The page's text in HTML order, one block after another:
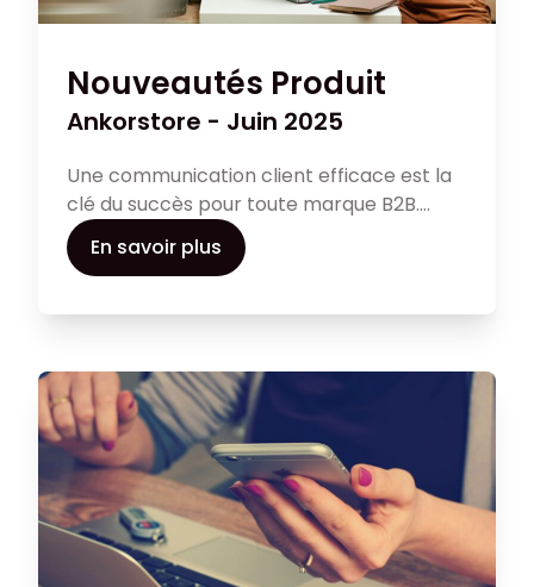
votre impact commercial.
Nouveautés Produit
Ankorstore - Juin 2025
Une communication client efficace est la
clé du succès pour toute marque B2B.
Dans cet article, découvrez comment
établir une relation client solide et
de votre entreprise et renforcer votre
En savoir plus